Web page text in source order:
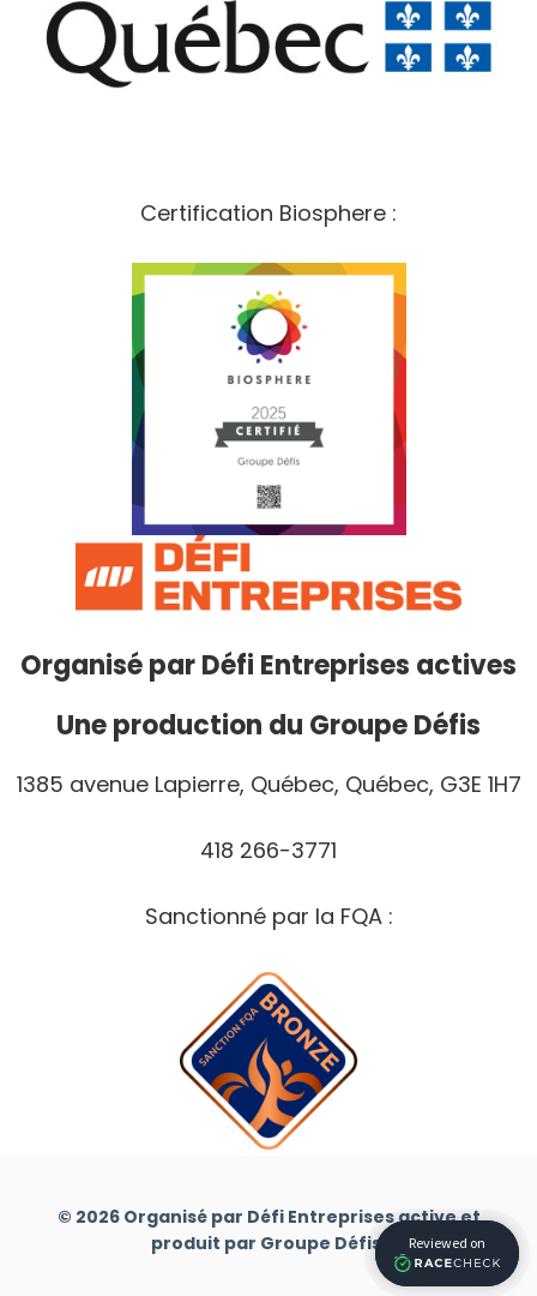
Certification Biosphere :
Organisé parDéfi Entreprises actives
Une production du Groupe Défis
1385 avenue Lapierre, Québec, Québec, G3E 1H7
418 266-3771
Sanctionné par la FQA :
© 2026 Organisé par Défi Entreprises active et
produit par Groupe Défis.